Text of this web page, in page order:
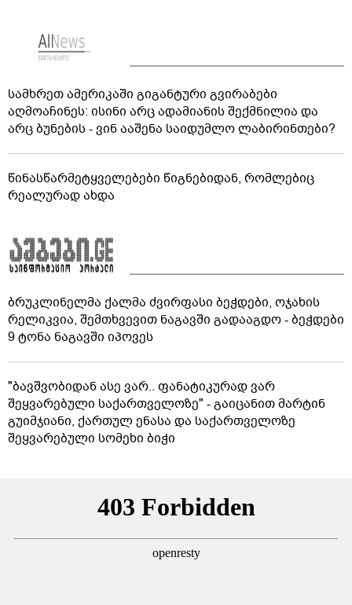
სამხრეთ ამერიკაში გიგანტური გვირაბები
აღმოაჩინეს: ისინი არც ადამიანის შექმნილია და
არც ბუნების - ვინ ააშენა საიდუმლო ლაბირინთები?
წინასწარმეტყველებები წიგნებიდან, რომლებიც
რეალურად ახდა
ბრუკლინელმა ქალმა ძვირფასი ბეჭდები, ოჯახის
რელიკვია, შემთხვევით ნაგავში გადააგდო - ბეჭდები
9 ტონა ნაგავში იპოვეს
"ბავშვობიდან ასე ვარ.. ფანატიკურად ვარ
შეყვარებული საქართველოზე" - გაიცანით მარტინ
გუიმჯიანი, ქართულ ენასა და საქართველოზე
შეყვარებული სომეხი ბიჭი